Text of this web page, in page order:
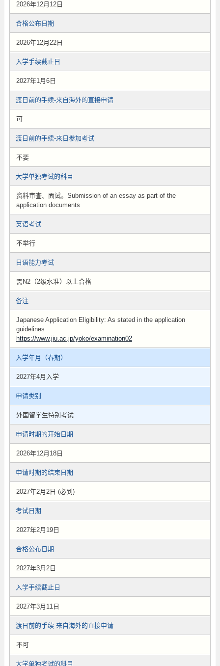
2026年12月12日
合格公布日期
2026年12月22日
入学手续截止日
2027年1月6日
渡日前的手续-来自海外的直接申请
可
渡日前的手续-来日参加考试
不要
大学单独考试的科目
资料审查、面试。Submission of an essay as part of the
application documents
英语考试
不举行
日语能力考试
需N2（2级水准）以上合格
备注
Japanese Application Eligibility: As stated in the application
guidelines
https://www.jiu.ac.jp/yoko/examination02
入学年月（春期）
2027年4月入学
申请类别
外国留学生特别考试
申请时期的开始日期
2026年12月18日
申请时期的结束日期
2027年2月2日 (必到)
考试日期
2027年2月19日
合格公布日期
2027年3月2日
入学手续截止日
2027年3月11日
渡日前的手续-来自海外的直接申请
不可
大学单独考试的科目